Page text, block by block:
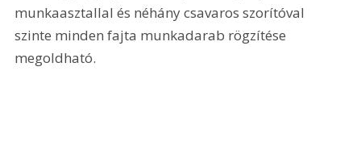
munkaasztallal és néhány csavaros szorítóval
szinte minden fajta munkadarab rögzítése
megoldható.